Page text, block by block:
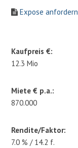
Expose anfordern
Kaufpreis €:
12.3 Mio
Miete € p.a.:
870.000
Rendite/Faktor:
7.0 % / 14.2 f.